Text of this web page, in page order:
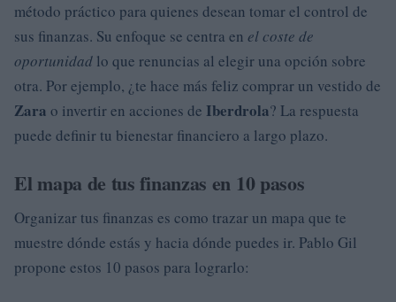
método práctico para quienes desean tomar el control de
sus finanzas. Su enfoque se centra en el coste de
oportunidad lo que renuncias al elegir una opción sobre
otra. Por ejemplo, ¿te hace más feliz comprar un vestido de
Zara o invertir en acciones de Iberdrola? La respuesta
puede definir tu bienestar financiero a largo plazo.
El mapa de tus finanzas en 10 pasos
Organizar tus finanzas es como trazar un mapa que te
muestre dónde estás y hacia dónde puedes ir. Pablo Gil
propone estos 10 pasos para lograrlo: